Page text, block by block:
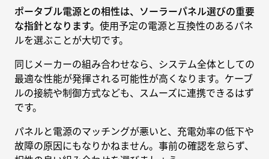
ポータブル電源との相性は、ソーラーパネル選びの重要
な指針となります。 使用予定の電源と互換性のあるパネ
ルを選ぶことが大切です。
同じメーカーの組み合わせなら、システム全体としての
最適な性能が発揮される可能性が高くなります。ケーブ
ルの接続や制御方式なども、スムーズに連携できるはず
です。
パネルと電源のマッチングが悪いと、充電効率の低下や
故障の原因にもなりかねません。事前の確認を怠らず、